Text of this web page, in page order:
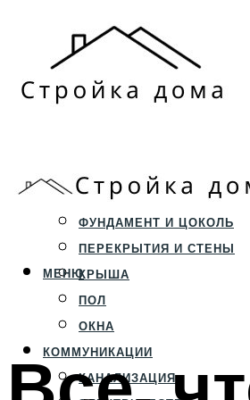
СТРОИТЕЛЬСТВО
ФУНДАМЕНТ И ЦОКОЛЬ
ПЕРЕКРЫТИЯ И СТЕНЫ
КРЫША
ПОЛ
ОКНА
КОММУНИКАЦИИ
КАНАЛИЗАЦИЯ
МЕНЮ